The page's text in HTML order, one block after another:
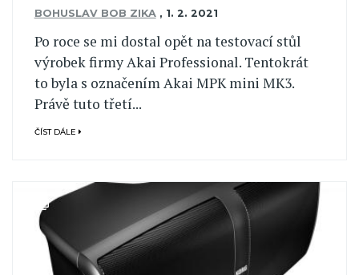
BOHUSLAV BOB ZIKA , 1. 2. 2021
Po roce se mi dostal opět na testovací stůl
výrobek firmy Akai Professional. Tentokrát
to byla s označením Akai MPK mini MK3.
Právě tuto třetí...
ČÍST DÁLE